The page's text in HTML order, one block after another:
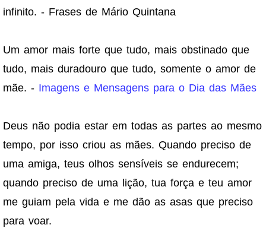
infinito. - Frases de Mário Quintana
Um amor mais forte que tudo, mais obstinado que
tudo, mais duradouro que tudo, somente o amor de
mãe. - Imagens e Mensagens para o Dia das Mães
Deus não podia estar em todas as partes ao mesmo
tempo, por isso criou as mães. Quando preciso de
uma amiga, teus olhos sensíveis se endurecem;
quando preciso de uma lição, tua força e teu amor
me guiam pela vida e me dão as asas que preciso
para voar.